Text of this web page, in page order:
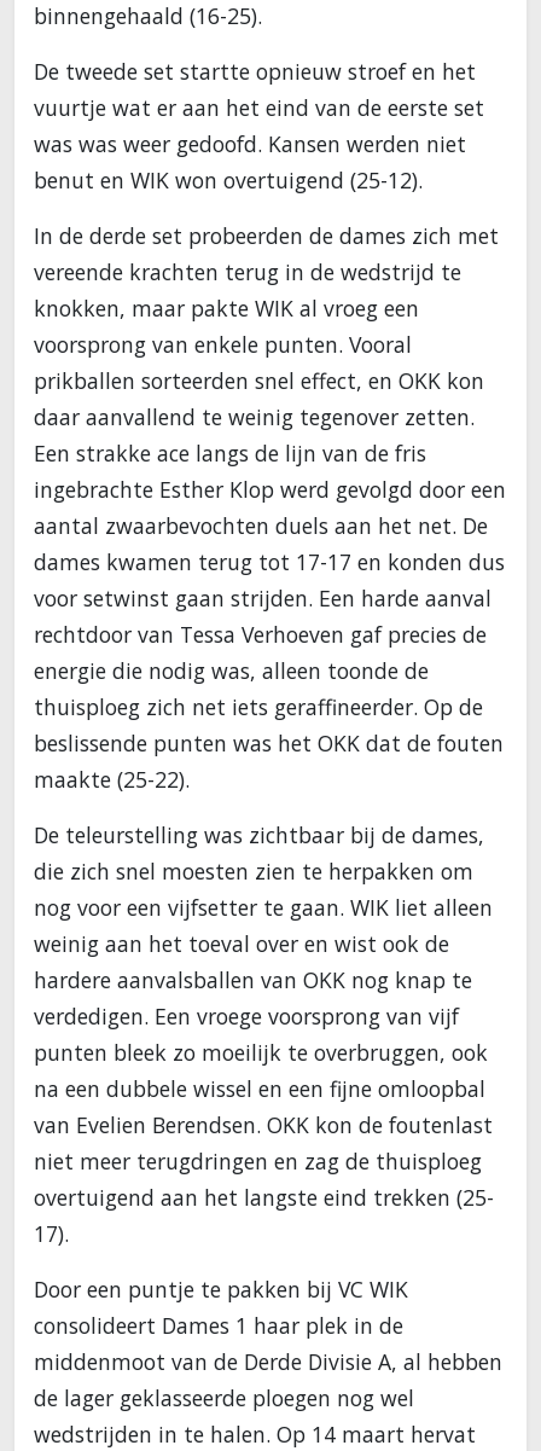
binnengehaald (16-25).
De tweede set startte opnieuw stroef en het
vuurtje wat er aan het eind van de eerste set
was was weer gedoofd. Kansen werden niet
benut en WIK won overtuigend (25-12).
In de derde set probeerden de dames zich met
vereende krachten terug in de wedstrijd te
knokken, maar pakte WIK al vroeg een
voorsprong van enkele punten. Vooral
prikballen sorteerden snel effect, en OKK kon
daar aanvallend te weinig tegenover zetten.
Een strakke ace langs de lijn van de fris
ingebrachte Esther Klop werd gevolgd door een
aantal zwaarbevochten duels aan het net. De
dames kwamen terug tot 17-17 en konden dus
voor setwinst gaan strijden. Een harde aanval
rechtdoor van Tessa Verhoeven gaf precies de
energie die nodig was, alleen toonde de
thuisploeg zich net iets geraffineerder. Op de
beslissende punten was het OKK dat de fouten
maakte (25-22).
De teleurstelling was zichtbaar bij de dames,
die zich snel moesten zien te herpakken om
nog voor een vijfsetter te gaan. WIK liet alleen
weinig aan het toeval over en wist ook de
hardere aanvalsballen van OKK nog knap te
verdedigen. Een vroege voorsprong van vijf
punten bleek zo moeilijk te overbruggen, ook
na een dubbele wissel en een fijne omloopbal
van Evelien Berendsen. OKK kon de foutenlast
niet meer terugdringen en zag de thuisploeg
overtuigend aan het langste eind trekken (25-
17).
Door een puntje te pakken bij VC WIK
consolideert Dames 1 haar plek in de
middenmoot van de Derde Divisie A, al hebben
de lager geklasseerde ploegen nog wel
wedstrijden in te halen. Op 14 maart hervat